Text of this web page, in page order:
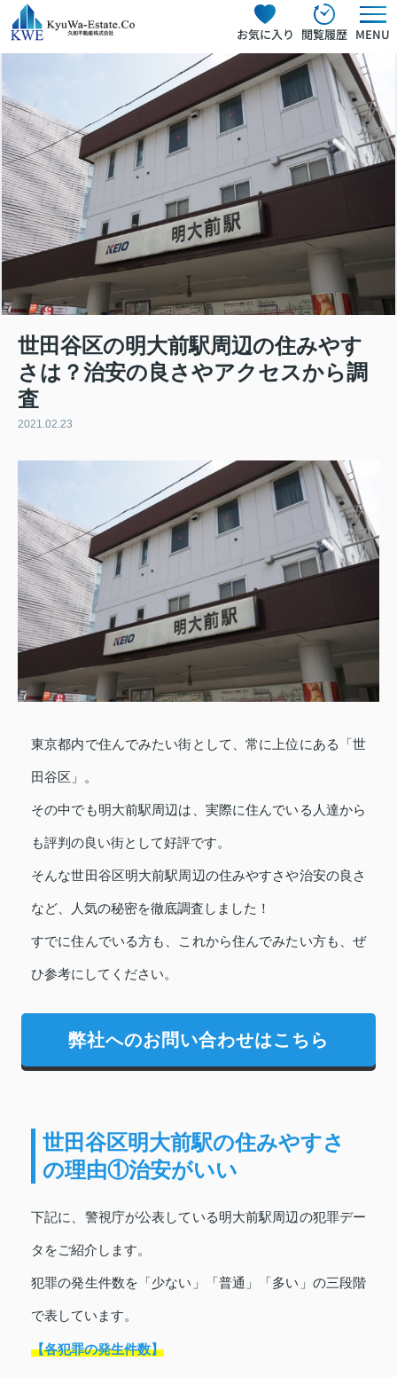
お気に入り 閲覧履歴 MENU
世田谷区の明大前駅周辺の住みやす
さは？治安の良さやアクセスから調
査
2021.02.23
東京都内で住んでみたい街として、常に上位にある「世
田谷区」。
その中でも明大前駅周辺は、実際に住んでいる人達から
も評判の良い街として好評です。
そんな世田谷区明大前駅周辺の住みやすさや治安の良さ
など、人気の秘密を徹底調査しました！
すでに住んでいる方も、これから住んでみたい方も、ぜ
ひ参考にしてください。
弊社へのお問い合わせはこちら
世田谷区明大前駅の住みやすさ
の理由①治安がいい
下記に、警視庁が公表している明大前駅周辺の犯罪デー
タをご紹介します。
犯罪の発生件数を「少ない」「普通」「多い」の三段階
で表しています。
【各犯罪の発生件数】